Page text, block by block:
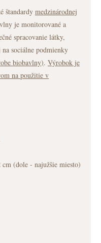
štandardy medzinárodnej
je monitorované a
spracovanie látky,
sociálne podmienky
biobavlny). Výrobok je
na použitie v
(dole - najužšie miesto)